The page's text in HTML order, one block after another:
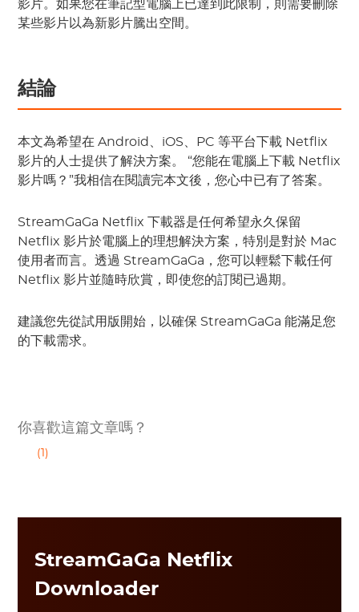
影片。如果您在筆記型電腦上已達到此限制，則需要刪除
某些影片以為新影片騰出空間。
結論
本文為希望在 Android、iOS、PC 等平台下載 Netflix
影片的人士提供了解決方案。 “您能在電腦上下載 Netflix
影片嗎？”我相信在閱讀完本文後，您心中已有了答案。
StreamGaGa Netflix 下載器是任何希望永久保留
Netflix 影片於電腦上的理想解決方案，特別是對於 Mac
使用者而言。透過 StreamGaGa，您可以輕鬆下載任何
Netflix 影片並隨時欣賞，即使您的訂閱已過期。
建議您先從試用版開始，以確保 StreamGaGa 能滿足您
的下載需求。
你喜歡這篇文章嗎？
(1)
StreamGaGa Netflix
Downloader